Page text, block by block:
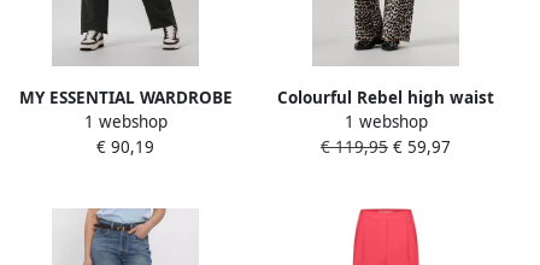
MY ESSENTIAL WARDROBE
Dames Jeans Dangomw 139
High Straight Donkerblauw
1 webshop
€ 90,19
Colourful Rebel high waist
straight leg jeans met
panterprint zwart beige
1 webshop
€ 119,95 € 59,97